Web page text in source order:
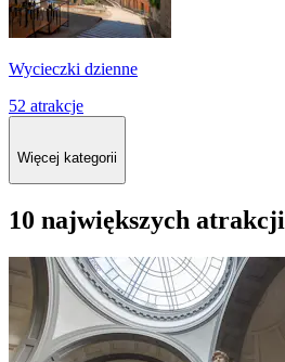
Wycieczki dzienne
52 atrakcje
Więcej kategorii
10 największych atrakcji